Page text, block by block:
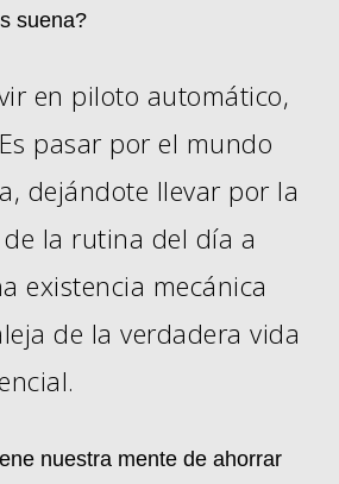
suena?
en piloto automático,
pasar por el mundo
dejándote llevar por la
la rutina del día a
existencia mecánica
de la verdadera vida
nuestra mente de ahorrar